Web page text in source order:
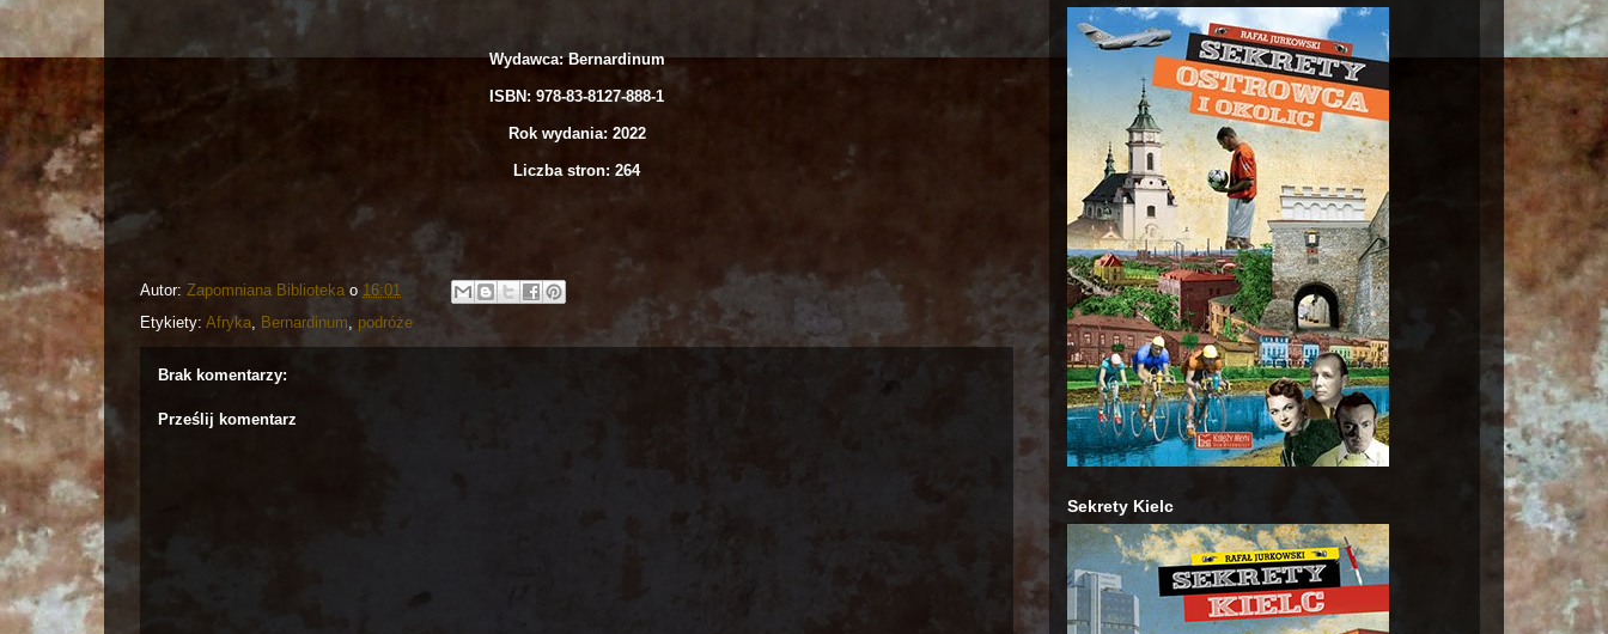
Wydawca: Bernardinum
ISBN: 978-83-8127-888-1
Rok wydania: 2022
Liczba stron: 264
Autor: Zapomniana Biblioteka o 16:01
Etykiety: Afryka Bernardinum podróże
Brak komentarzy:
Prześlij komentarz
Sekrety Kielc